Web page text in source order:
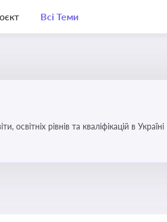
Всі Теми
рівнів та кваліфікацій в Україні